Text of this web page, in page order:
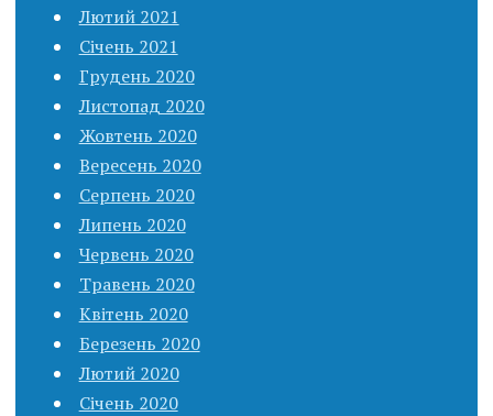
Лютий 2021
Січень 2021
Грудень 2020
Листопад 2020
Жовтень 2020
Вересень 2020
Серпень 2020
Липень 2020
Червень 2020
Травень 2020
Квітень 2020
Березень 2020
Лютий 2020
Січень 2020